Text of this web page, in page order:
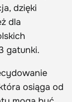
dzięki
dla
gatunki.
osiąga od